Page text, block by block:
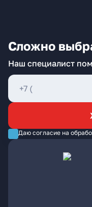
Сложно
Наш специалист
Даю согласие на